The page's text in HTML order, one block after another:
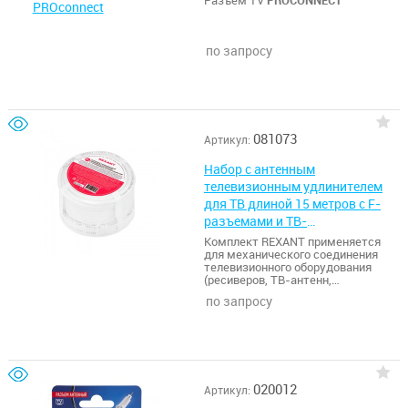
по запросу
Артикул: 081073
Набор с антенным
телевизионным удлинителем
для ТВ длиной 15 метров с F-
разъемами и ТВ-
переходниками REXANT
Комплект REXANT применяется
для механического соединения
телевизионного оборудования
(ресиверов, ТВ-антенн,
видеоаппаратуры) с
пользователя. Все компоненты
выполнены из никелированного
по запросу
Артикул: 020012